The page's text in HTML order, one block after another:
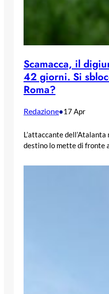
Scamacca, il
42 giorni. Si
Roma?
Redazione•17 Apr
L’attaccante
destino lo mette di fronte